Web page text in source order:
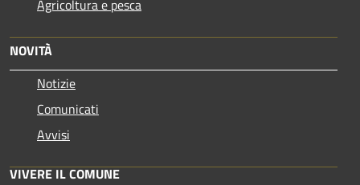
Agricoltura e pesca
NOVITÀ
Notizie
Comunicati
Avvisi
VIVERE IL COMUNE